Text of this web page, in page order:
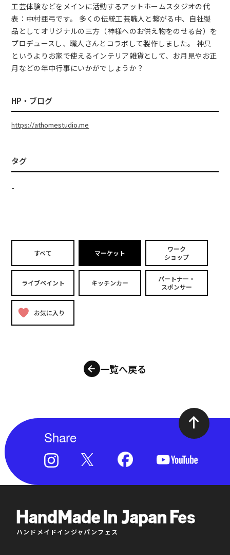
工芸体験などをメインに活動するアットホームスタジオの代
表：中村亜弓です。 多くの伝統工芸職人と繋がる中、自社製
品としてオリジナルの三方（神様へのお供え物をのせる台）を
プロデュースし、職人さんとコラボして製作しました。 神具
というよりお家で使えるインテリア雑貨として、お月見やお正
月などの年中行事にいかがでしょうか？
HP・ブログ
https://athomestudio.me
タグ
-
すべて マーケット
ワーク
ショップ
ライブペイント キッチンカー
パートナー・
スポンサー
お気に入り
一覧へ戻る
Share
ハンドメイドインジャパンフェス